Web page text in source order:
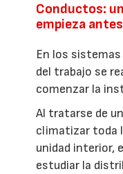
Conductos:
empieza
En los
del trabajo se
comenzar la
Al tratarse de
climatizar toda
unidad interior,
estudiar la